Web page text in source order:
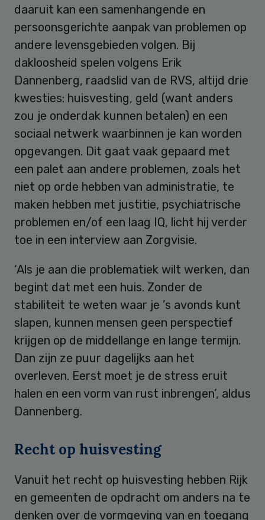
daaruit kan een samenhangende en
persoonsgerichte aanpak van problemen op
andere levensgebieden volgen. Bij
dakloosheid spelen volgens Erik
Dannenberg, raadslid van de RVS, altijd drie
kwesties: huisvesting, geld (want anders
zou je onderdak kunnen betalen) en een
sociaal netwerk waarbinnen je kan worden
opgevangen. Dit gaat vaak gepaard met
een palet aan andere problemen, zoals het
niet op orde hebben van administratie, te
maken hebben met justitie, psychiatrische
problemen en/of een laag IQ, licht hij verder
toe in een interview aan Zorgvisie.
‘Als je aan die problematiek wilt werken, dan
begint dat met een huis. Zonder de
stabiliteit te weten waar je ’s avonds kunt
slapen, kunnen mensen geen perspectief
krijgen op de middellange en lange termijn.
Dan zijn ze puur dagelijks aan het
overleven. Eerst moet je de stress eruit
halen en een vorm van rust inbrengen’, aldus
Dannenberg.
Recht op huisvesting
Vanuit het recht op huisvesting hebben Rijk
en gemeenten de opdracht om anders na te
denken over de vormgeving van en toegang